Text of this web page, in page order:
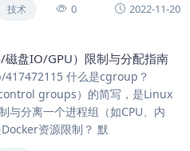
技术 0 2022-11-20
盘IO/GPU）限制与分配指南
什么是cgroup？
groups）的简写，是Linux
与分离一个进程组（如CPU、内
资源限制？ 默